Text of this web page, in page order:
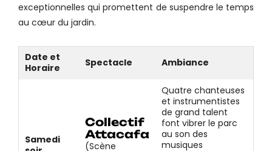
exceptionnelles qui promettent de suspendre le temps
au cœur du jardin.
Date et
Horaire
Spectacle Ambiance
Samedi
Collectif
Attacafa
(Scène
Quatre chanteuses
et instrumentistes
de grand talent
font vibrer le parc
au son des
musiques